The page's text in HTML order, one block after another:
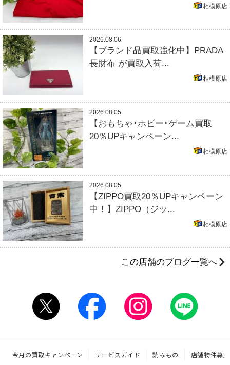
相模原店
2026.08.06
【ブランド品買取強化中】PRADA
長財布 が買取入荷...
相模原店
2026.08.05
【おもちゃ･ホビー･ゲーム買取
20％UPキャンペーン...
相模原店
2026.08.05
【ZIPPO買取20％UPキャンペーン
中！】ZIPPO（ジッ...
相模原店
この店舗のブログ一覧へ
今月の買取キャンペーン サービスガイド 読みもの 店舗物件募集